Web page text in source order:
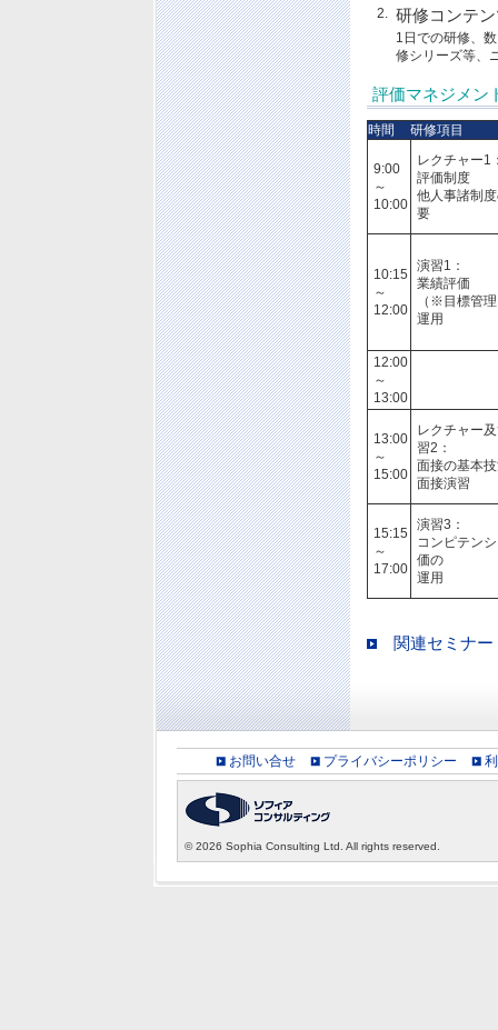
2. 研修コンテ
1日での研修、
修シリーズ等、
評価マネジメン
時間 研修項目
9:00
～
10:00
レクチャー1
評価制度
他人事諸制
要
10:15
～
12:00
演習1：
業績評価
（※目標管
運用
12:00
～
13:00
13:00
～
15:00
レクチャー
習2：
面接の基本
面接演習
15:15
～
17:00
演習3：
コンピテン
価の
運用
関連セミナ
お問い合せ プライバシーポリシー
©2026 Sophia Consulting Ltd. All rights reserved.